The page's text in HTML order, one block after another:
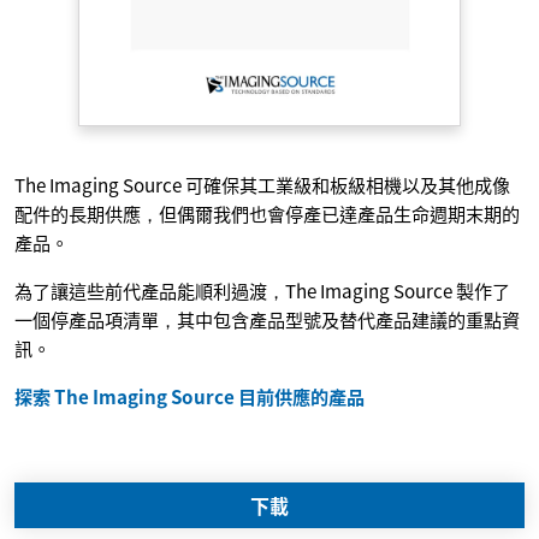
The Imaging Source 可確保其工業級和板級相機以及其他成像
配件的長期供應，但偶爾我們也會停產已達產品生命週期末期的
產品。
為了讓這些前代產品能順利過渡，The Imaging Source 製作了
一個停產品項清單，其中包含產品型號及替代產品建議的重點資
訊。
探索 The Imaging Source 目前供應的產品
下載